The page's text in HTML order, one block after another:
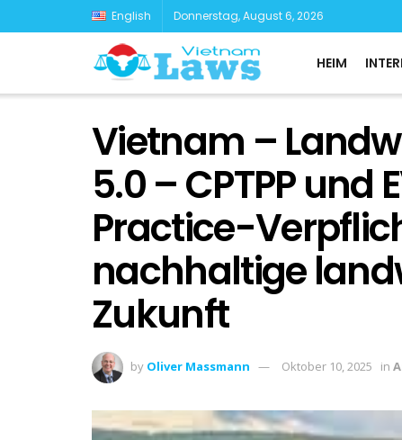
English Donnerstag, August 6, 2026
HEIM
Vietnam –
5.0 – CPTPP und
Practice-
nachhaltige
Zukunft
by Oliver Massmann Oktober 10, 2025 in